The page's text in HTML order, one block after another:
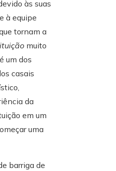
às suas
à equipe
tornam a
muito
um dos
casais
da
em um
uma
barriga de